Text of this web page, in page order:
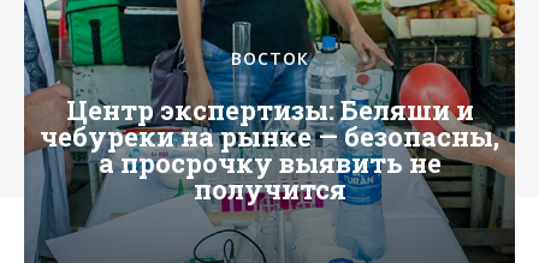
ВОСТОК
Центр экспертизы: Беляши и
чебуреки на рынке — безопасны,
а просрочку выявить не
получится